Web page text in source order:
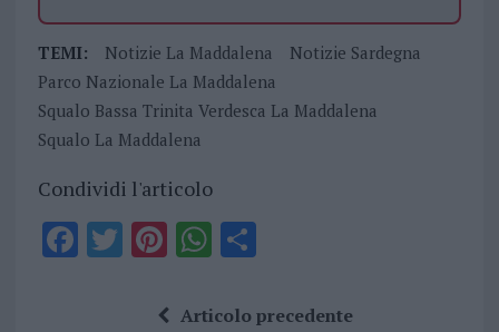
TEMI: Notizie La Maddalena
Notizie Sardegna
Parco Nazionale La Maddalena
Squalo Bassa Trinita Verdesca La Maddalena
Squalo La Maddalena
Condividi l'articolo
F T Pi
te
W
at
S
a
Articolo precedente